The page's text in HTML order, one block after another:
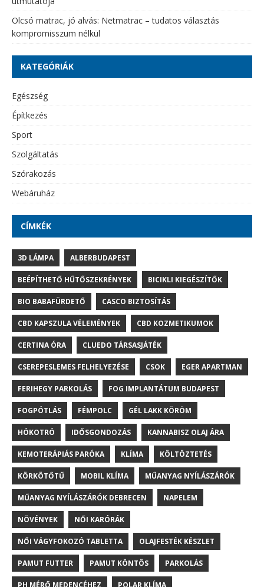
Olcsó matrac, jó alvás: Netmatrac – tudatos választás
kompromisszum nélkül
KATEGÓRIÁK
Egészség
Építkezés
Sport
Szolgáltatás
Szórakozás
Webáruház
CÍMKÉK
3D LÁMPA ALBERBUDAPEST
BEÉPÍTHETŐ HŰTŐSZEKRÉNYEK BICIKLI KIEGÉSZÍTŐK
BIO BABAFÜRDETŐ CASCO BIZTOSÍTÁS
CBD KAPSZULA VÉLEMÉNYEK CBD KOZMETIKUMOK
CERTINA ÓRA CLUEDO TÁRSASJÁTÉK
CSEREPESLEMES FELHELYEZÉSE CSOK EGER APARTMAN
FERIHEGY PARKOLÁS FOG IMPLANTÁTUM BUDAPEST
FOGPÓTLÁS FÉMPOLC GÉL LAKK KÖRÖM
HÓKOTRÓ IDŐSGONDOZÁS KANNABISZ OLAJ ÁRA
KEMOTERÁPIÁS PARÓKA KLÍMA KÖLTÖZTETÉS
KÖRKÖTŐTŰ MOBIL KLÍMA MŰANYAG NYÍLÁSZÁRÓK
MŰANYAG NYÍLÁSZÁRÓK DEBRECEN NAPELEM
NÖVÉNYEK NŐI KARÓRÁK
NŐI VÁGYFOKOZÓ TABLETTA OLAJFESTÉK KÉSZLET
PAMUT FUTTER PAMUT KÖNTÖS PARKOLÁS
PH MÉRŐ MEDENCÉHEZ POLAR KLÍMA